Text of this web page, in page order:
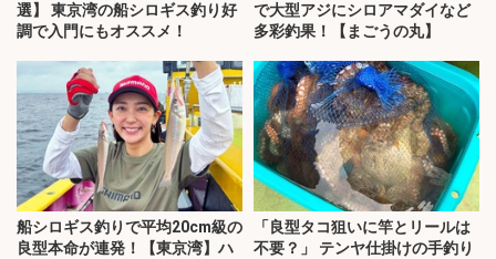
選】 東京湾の船シロギス釣り好
調で入門にもオススメ！
で大型アジにシロアマダイなど
多彩釣果！【まごうの丸】
船シロギス釣りで平均20cm級の
良型本命が連発！【東京湾】ハ
「良型タコ狙いに竿とリールは
不要？」 テンヤ仕掛けの手釣り